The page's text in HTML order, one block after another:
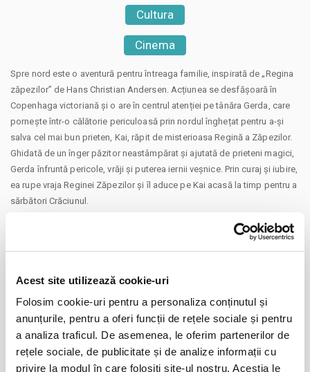
Acest site utilizează cookie-uri
Folosim cookie-uri pentru a personaliza conținutul și
anunțurile, pentru a oferi funcții de rețele sociale și pentru
a analiza traficul. De asemenea, le oferim partenerilor de
rețele sociale, de publicitate și de analize informații cu
privire la modul în care folosiți site-ul nostru. Aceștia le
Cultura
Cinema
Spre nord este o aventură pentru întreaga familie, inspirată de „Regina
zăpezilor” de Hans Christian Andersen. Acțiunea se desfășoară în
Copenhaga victoriană și o are în centrul atenției pe tânăra Gerda, care
pornește într-o călătorie periculoasă prin nordul înghețat pentru a-și
salva cel mai bun prieten, Kai, răpit de misterioasa Regină a Zăpezilor.
Ghidată de un înger păzitor neastâmpărat și ajutată de prieteni magici,
Gerda înfruntă pericole, vrăji și puterea iernii veșnice. Prin curaj și iubire,
ea rupe vraja Reginei Zăpezilor și îl aduce pe Kai acasă la timp pentru a
sărbători Crăciunul.